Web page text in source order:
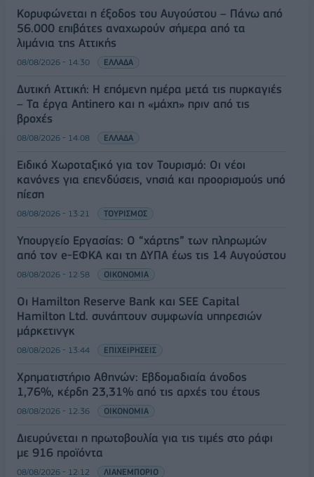
Κορυφώνεται η έξοδος του Αυγούστου – Πάνω από
56.000 επιβάτες αναχωρούν σήμερα από τα
λιμάνια της Αττικής
08/08/2026 - 14:30 ΕΛΛΑΔΑ
Δυτική Αττική: Η επόμενη ημέρα μετά τις πυρκαγιές
– Τα έργα Antinero και η «μάχη» πριν από τις
βροχές
08/08/2026 - 14:08 ΕΛΛΑΔΑ
Ειδικό Χωροταξικό για τον Τουρισμό: Οι νέοι
κανόνες για επενδύσεις, νησιά και προορισμούς υπό
πίεση
08/08/2026 - 13:21 ΤΟΥΡΙΣΜΟΣ
Υπουργείο Εργασίας: Ο “χάρτης” των πληρωμών
από τον e-ΕΦΚΑ και τη ΔΥΠΑ έως τις 14 Αυγούστου
08/08/2026 - 12:58 ΟΙΚΟΝΟΜΙΑ
Οι Hamilton Reserve Bank και SEE Capital
Hamilton Ltd. συνάπτουν συμφωνία υπηρεσιών
μάρκετινγκ
08/08/2026 - 13:44 ΕΠΙΧΕΙΡΗΣΕΙΣ
Χρηματιστήριο Αθηνών: Εβδομαδιαία άνοδος
1,76%, κέρδη 23,31% από τις αρχές του έτους
08/08/2026 - 12:36 ΟΙΚΟΝΟΜΙΑ
Διευρύνεται η πρωτοβουλία για τις τιμές στο ράφι
με 916 προϊόντα
08/08/2026 - 12:12 ΛΙΑΝΕΜΠΟΡΙΟ